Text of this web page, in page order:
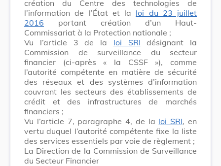
création du Centre des technologies de
l’information de l’État et la loi du 23 juillet
2016 portant création d’un Haut-
Commissariat à la Protection nationale ;
Vu l’article 3 de la loi SRI désignant la
Commission de surveillance du secteur
financier (ci-après « la CSSF »), comme
l’autorité compétente en matière de sécurité
des réseaux et des systèmes d’information
couvrant les secteurs des établissements de
crédit et des infrastructures de marchés
financiers ;
Vu l’article 7, paragraphe 4, de la loi SRI, en
vertu duquel l’autorité compétente fixe la liste
des services essentiels par voie de règlement ;
La Direction de la Commission de Surveillance
du Secteur Financier